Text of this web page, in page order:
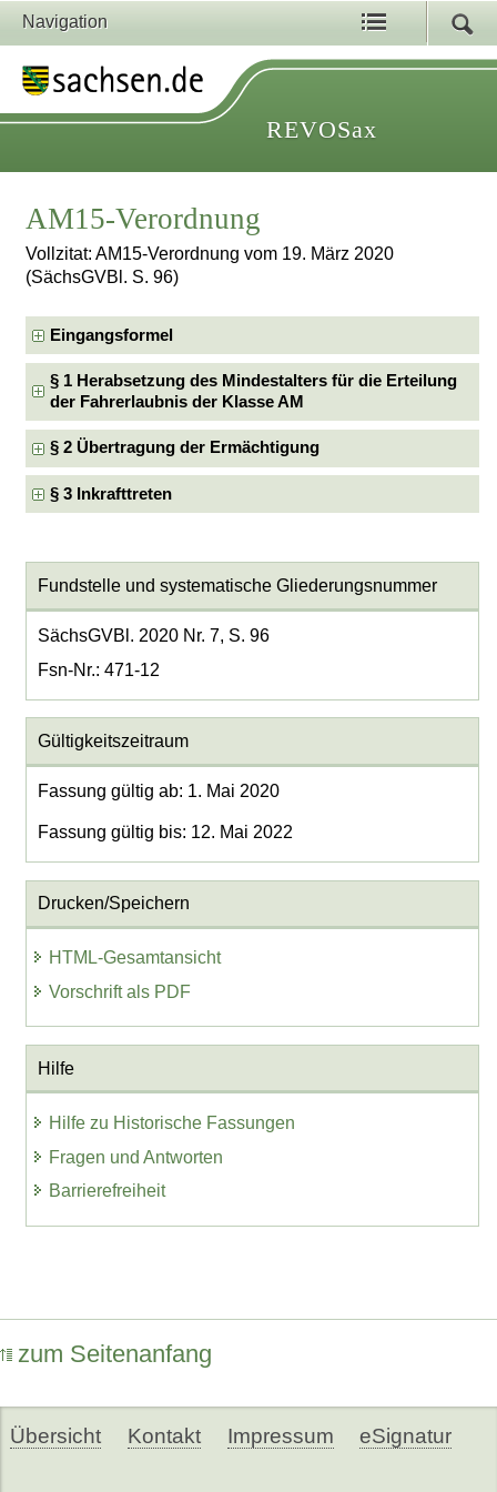
Navigation
REVOSax
AM15-Verordnung
Vollzitat: AM15-Verordnung vom 19. März 2020
(SächsGVBl. S. 96)
Eingangsformel
§ 1 Herabsetzung des Mindestalters für die Erteilung
der Fahrerlaubnis der Klasse AM
§ 2 Übertragung der Ermächtigung
§ 3 Inkrafttreten
Fundstelle und systematische Gliederungsnummer
SächsGVBl. 2020 Nr. 7, S. 96
Fsn-Nr.: 471-12
Gültigkeitszeitraum
Fassung gültig ab: 1. Mai 2020
Fassung gültig bis: 12. Mai 2022
Drucken/Speichern
HTML-Gesamtansicht
Vorschrift als PDF
Hilfe
Hilfe zu Historische Fassungen
Fragen und Antworten
Barrierefreiheit
zum Seitenanfang
Übersicht Kontakt Impressum eSignatur